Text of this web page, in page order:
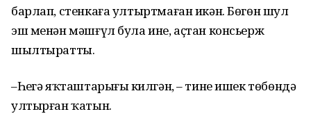
барлап, стенкаға ултыртмаған икән. Бөгөн шул
эш менән мәшғүл була ине, аҫтан консьерж
шылтыратты.
–Һеҙгә яҡташтарығыҙ килгән, – тине ишек төбөндә
ултырған ҡатын.